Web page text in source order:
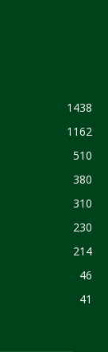
1438
1162
510
380
310
230
214
46
41